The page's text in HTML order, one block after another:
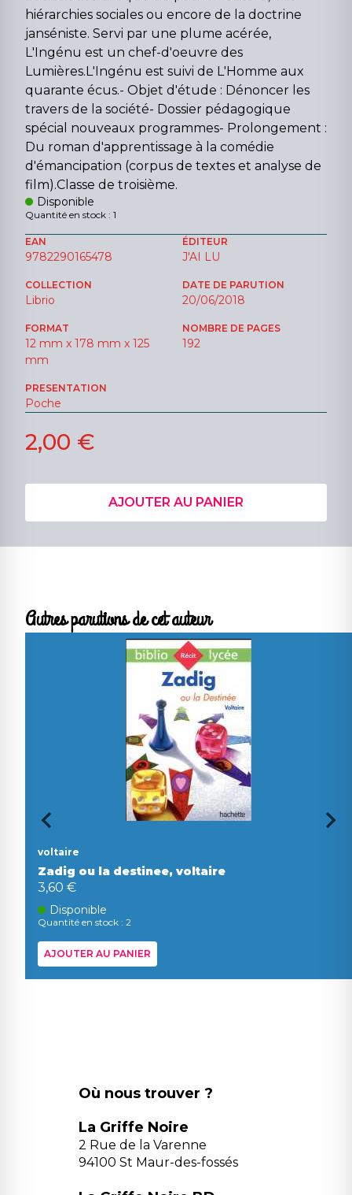
hiérarchies sociales ou encore de la doctrine
janséniste. Servi par une plume acérée,
L'Ingénu est un chef-d'oeuvre des
Lumières.L'Ingénu est suivi de L'Homme aux
quarante écus.- Objet d'étude : Dénoncer les
travers de la société- Dossier pédagogique
spécial nouveaux programmes- Prolongement :
Du roman d'apprentissage à la comédie
d'émancipation (corpus de textes et analyse de
film).Classe de troisième.
Disponible
Quantité en stock : 1
EAN
9782290165478
ÉDITEUR
J'AI LU
COLLECTION
Librio
DATE DE PARUTION
20/06/2018
FORMAT
12 mm x 178 mm x 125
mm
NOMBRE DE PAGES
192
PRESENTATION
Poche
2,00 €
AJOUTER AU PANIER
Autres parutions de cet auteur
voltaire
Zadig ou la destinee, voltaire
3,60 €
Disponible
Quantité en stock : 2
AJOUTER AU PANIER
Où nous trouver ?
La Griffe Noire
2 Rue de la Varenne
94100 St Maur-des-fossés